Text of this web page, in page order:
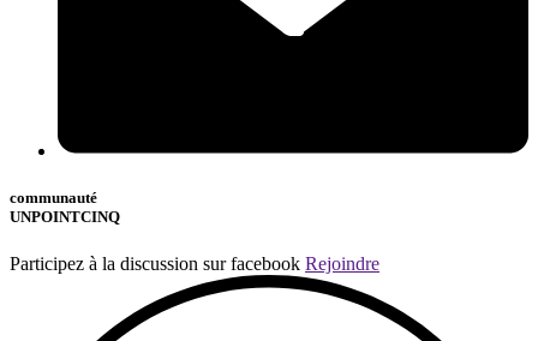
communauté
UNPOINTCINQ
Participez à la discussion sur facebook Rejoindre